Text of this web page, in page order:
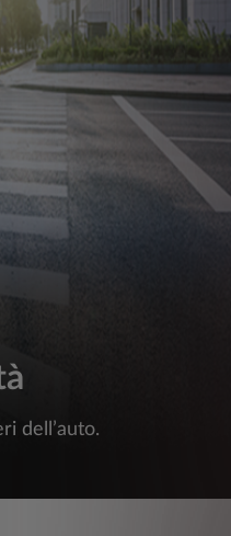
dell’auto.